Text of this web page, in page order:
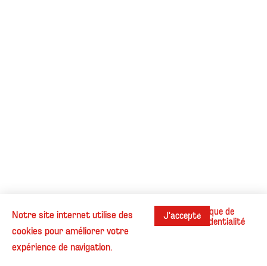
InstagramContactCookies
© Henri Beaufour - Tous droits réservés.
Notre site internet utilise des
cookies pour améliorer votre
expérience de navigation.
J'acceptePolitique de
confidentialité